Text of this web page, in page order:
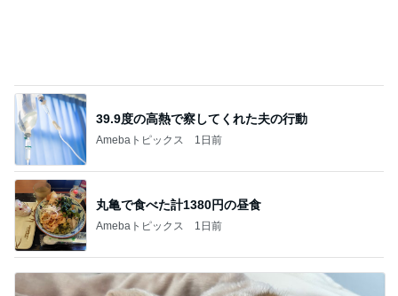
丸亀で食べた計1380円の昼食
Amebaトピックス 1日前